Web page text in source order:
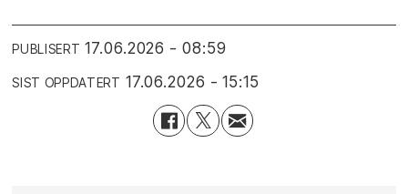
PUBLISERT 17.06.2026 - 08:59
SIST OPPDATERT 17.06.2026 - 15:15